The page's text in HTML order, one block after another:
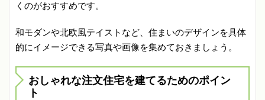
くのがおすすめです。
和モダンや北欧風テイストなど、住まいのデザインを具体
的にイメージできる写真や画像を集めておきましょう。
おしゃれな注文住宅を建てるためのポイン
ト